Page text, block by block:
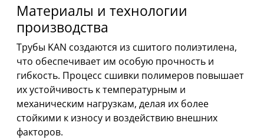
Материалы и технологии
производства
Трубы KAN создаются из сшитого полиэтилена,
что обеспечивает им особую прочность и
гибкость. Процесс сшивки полимеров повышает
их устойчивость к температурным и
механическим нагрузкам, делая их более
стойкими к износу и воздействию внешних
факторов.